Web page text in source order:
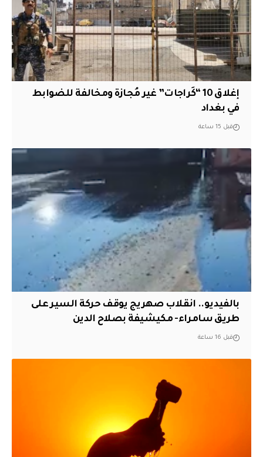
إغلاق 10 “كَراجات” غير مُجازة ومخالفة للضوابط
في بغداد
قبل 15 ساعة
بالفيديو.. انقلاب صهريج يوقف حركة السير على
طريق سامراء- مكيشيفة بصلاح الدين
قبل 16 ساعة